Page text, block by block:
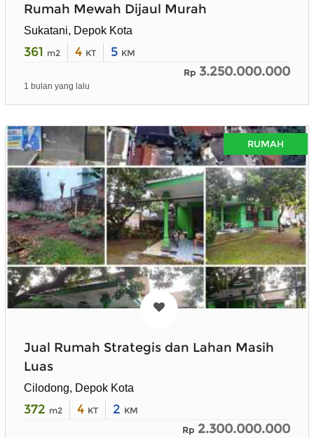
Rumah Mewah Dijaul Murah
Sukatani, Depok Kota
361 m2 4 KT 5 KM
Rp 3.250.000.000
1 bulan yang lalu
RUMAH
Jual Rumah Strategis dan Lahan Masih
Luas
Cilodong, Depok Kota
372 m2 4 KT 2 KM
Rp 2.300.000.000